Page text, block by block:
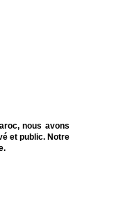
nous avons
et public. Notre